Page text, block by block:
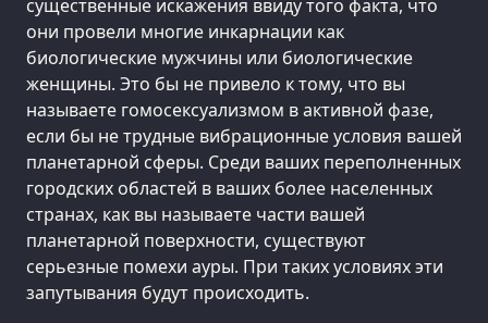
существенные искажения ввиду того факта, что
они провели многие инкарнации как
биологические мужчины или биологические
женщины. Это бы не привело к тому, что вы
называете гомосексуализмом в активной фазе,
если бы не трудные вибрационные условия вашей
планетарной сферы. Среди ваших переполненных
городских областей в ваших более населенных
странах, как вы называете части вашей
планетарной поверхности, существуют
серьезные помехи ауры. При таких условиях эти
запутывания будут происходить.